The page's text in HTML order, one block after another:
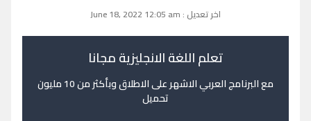
اخر تعديل : June 18, 2022 12:05 am
تعلم اللغة الانجليزية مجانا
مع البرنامج العربي الاشهر على الاطلاق وبأكثر من 10 مليون
تحميل